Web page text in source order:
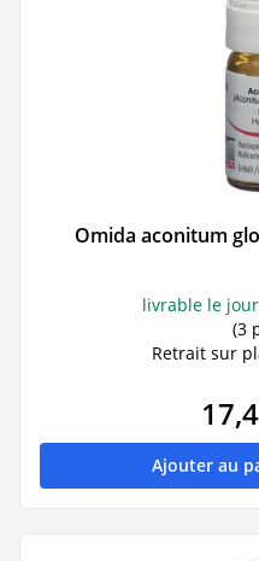
Omida aconitum
livrable le
(3
Retrait sur
Ajouter au